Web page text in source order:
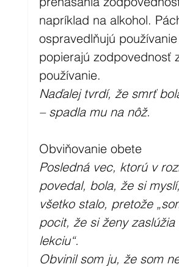
napríklad na alkohol.
ospravedlňujú
popierajú zodpovednosť
používanie.
Naďalej tvrdí, že smrť
– spadla mu na nôž.
Obviňovanie obete
Posledná vec, ktorú v
povedal, bola, že si
všetko stalo, pretože
pocit, že si ženy
lekciu“.
Obvinil som ju, že som